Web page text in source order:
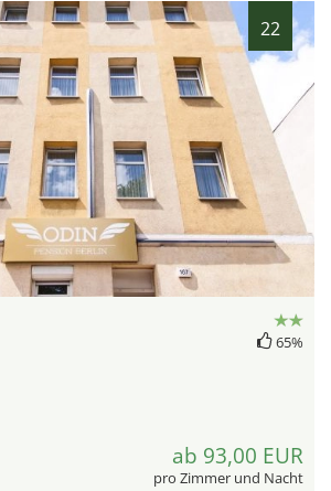
22
65%
ab 93,00 EUR
pro Zimmer und Nacht